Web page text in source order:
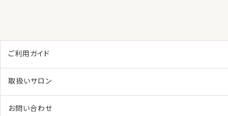
ご利用ガイド
取扱いサロン
お問い合わせ